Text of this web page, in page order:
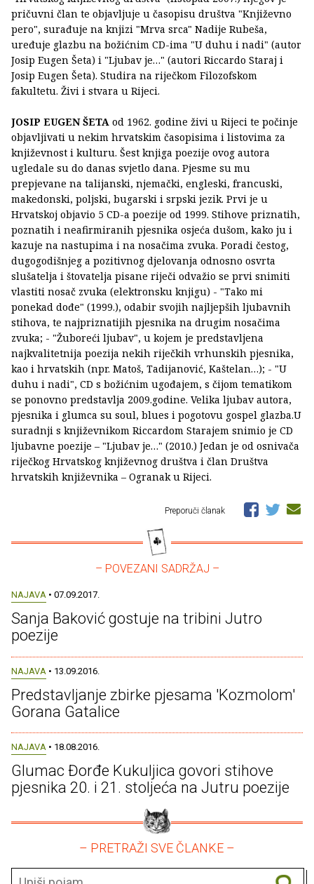
pričuvni član te objavljuje u časopisu društva "Književno
pero", surađuje na knjizi "Mrva srca" Nadije Rubeša,
uređuje glazbu na božićnim CD-ima "U duhu i nadi" (autor
Josip Eugen Šeta) i "Ljubav je…" (autori Riccardo Staraj i
Josip Eugen Šeta). Studira na riječkom Filozofskom
fakultetu. Živi i stvara u Rijeci.
JOSIP EUGEN ŠETA od 1962. godine živi u Rijeci te počinje
objavljivati u nekim hrvatskim časopisima i listovima za
književnost i kulturu. Šest knjiga poezije ovog autora
ugledale su do danas svjetlo dana. Pjesme su mu
prepjevane na talijanski, njemački, engleski, francuski,
makedonski, poljski, bugarski i srpski jezik. Prvi je u
Hrvatskoj objavio 5 CD-a poezije od 1999. Stihove priznatih,
poznatih i neafirmiranih pjesnika osjeća dušom, kako ju i
kazuje na nastupima i na nosačima zvuka. Poradi čestog,
dugogodišnjeg a pozitivnog djelovanja odnosno osvrta
slušatelja i štovatelja pisane riječi odvažio se prvi snimiti
vlastiti nosač zvuka (elektronsku knjigu) - "Tako mi
ponekad dođe" (1999.), odabir svojih najljepših ljubavnih
stihova, te najpriznatijih pjesnika na drugim nosačima
zvuka; - "Žuboreći ljubav", u kojem je predstavljena
najkvalitetnija poezija nekih riječkih vrhunskih pjesnika,
kao i hrvatskih (npr. Matoš, Tadijanović, Kaštelan…); - "U
duhu i nadi", CD s božićnim ugođajem, s čijom tematikom
se ponovno predstavlja 2009.godine. Velika ljubav autora,
pjesnika i glumca su soul, blues i pogotovu gospel glazba.U
suradnji s književnikom Riccardom Starajem snimio je CD
ljubavne poezije – "Ljubav je…" (2010.) Jedan je od osnivača
riječkog Hrvatskog književnog društva i član Društva
hrvatskih književnika – Ogranak u Rijeci.
Preporuči članak
– POVEZANI SADRŽAJ –
NAJAVA • 07.09.2017.
Sanja Baković gostuje na tribini Jutro
poezije
NAJAVA • 13.09.2016.
Predstavljanje zbirke pjesama 'Kozmolom'
Gorana Gatalice
NAJAVA • 18.08.2016.
Glumac Đorđe Kukuljica govori stihove
pjesnika 20. i 21. stoljeća na Jutru poezije
– PRETRAŽI SVE ČLANKE –